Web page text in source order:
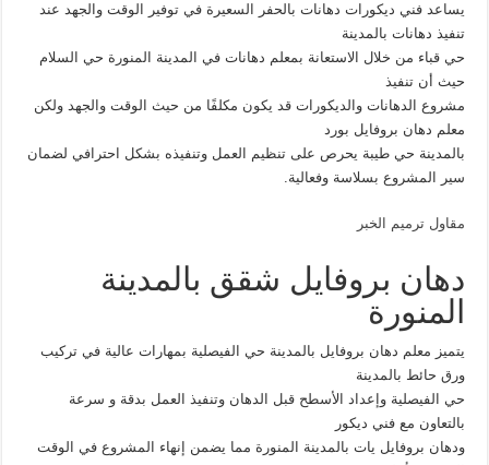
يساعد فني ديكورات دهانات بالحفر السعيرة في توفير الوقت والجهد عند
تنفيذ دهانات بالمدينة
حي قباء من خلال الاستعانة بمعلم دهانات في المدينة المنورة حي السلام
حيث أن تنفيذ
مشروع الدهانات والديكورات قد يكون مكلفًا من حيث الوقت والجهد ولكن
معلم دهان بروفايل بورد
بالمدينة حي طيبة يحرص على تنظيم العمل وتنفيذه بشكل احترافي لضمان
سير المشروع بسلاسة وفعالية.
مقاول ترميم الخبر
دهان بروفايل شقق بالمدينة
المنورة
يتميز معلم دهان بروفايل بالمدينة حي الفيصلية بمهارات عالية في تركيب
ورق حائط بالمدينة
حي الفيصلية وإعداد الأسطح قبل الدهان وتنفيذ العمل بدقة و سرعة
بالتعاون مع فني ديكور
ودهان بروفايل يات بالمدينة المنورة مما يضمن إنهاء المشروع في الوقت